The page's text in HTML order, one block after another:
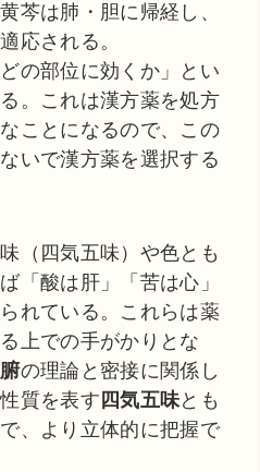
芩は肺・胆に帰経し、
応される。
の部位に効くか」とい
。これは漢方薬を処方
ことになるので、この
いで漢方薬を選択する
（四気五味）や色とも
「酸は肝」「苦は心」
れている。これらは薬
上での手がかりとな
の理論と密接に関係し
質を表す 四気五味とも
、より立体的に把握で